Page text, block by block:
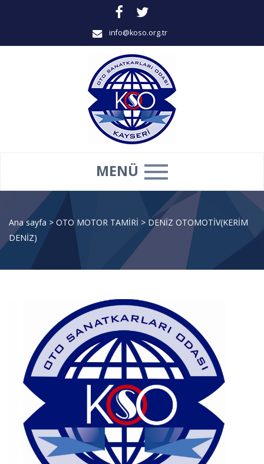
info@koso.org.tr
MENÜ
Ana sayfa > OTO MOTOR TAMİRİ > DENİZ OTOMOTİV(KERİM
DENİZ)